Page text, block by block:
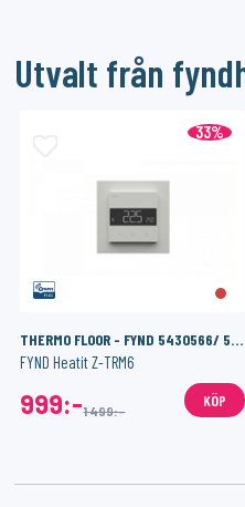
Utvalt från
33%
THERMO FLOOR - FYND 5430566/ 5430568
FYND Heatit Z-TRM6
999:-1 499:-
KÖP